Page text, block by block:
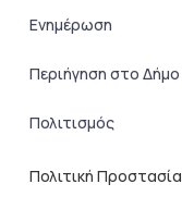
Ενημέρωση
Περιήγηση στο Δήμο
Πολιτισμός
Πολιτική Προστασία